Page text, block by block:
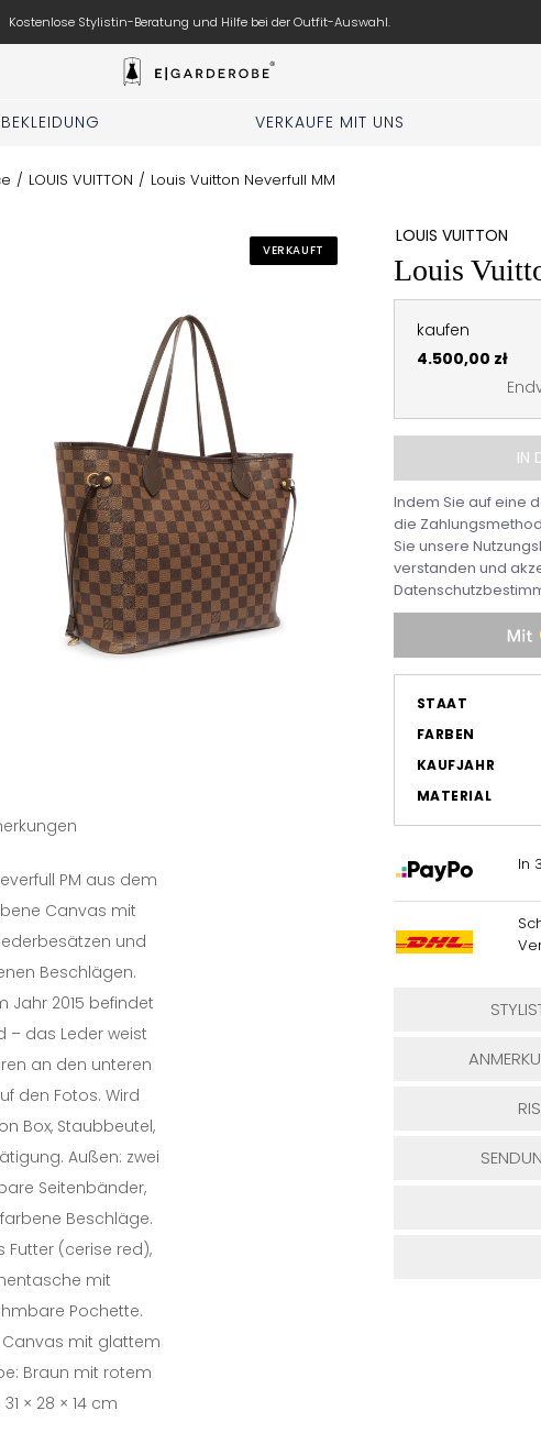
Kostenlose Stylistin-Beratung und Hilfe bei der Outfit-Auswahl.
BEKLEIDUNG VERKAUFE MIT UNS
/ LOUIS VUITTON / Louis Vuitton Neverfull MM
VERKAUFT
PM aus dem
Canvas mit
und
Beschlägen.
Jahr 2015 befindet
– das Leder weist
an den unteren
den Fotos. Wird
Box, Staubbeutel,
Außen: zwei
Seitenbänder,
Beschläge.
Futter (cerise red),
mit
Pochette.
Canvas mit glattem
Braun mit rotem
× 28 × 14 cm
LOUIS VUITTON
Louis
kaufen
4.500,00 zł
IN
Indem Sie auf eine
die
Sie unsere
verstanden und
STAAT
FARBEN
KAUFJAHR
MATERIAL
In